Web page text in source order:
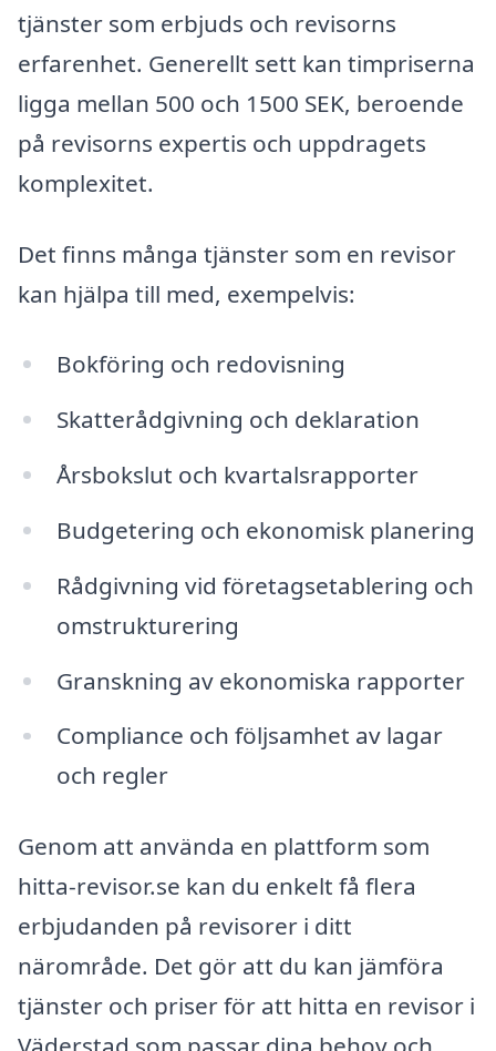
tjänster som erbjuds och revisorns
erfarenhet. Generellt sett kan timpriserna
ligga mellan 500 och 1500 SEK, beroende
på revisorns expertis och uppdragets
komplexitet.
Det finns många tjänster som en revisor
kan hjälpa till med, exempelvis:
Bokföring och redovisning
Skatterådgivning och deklaration
Årsbokslut och kvartalsrapporter
Budgetering och ekonomisk planering
Rådgivning vid företagsetablering och
omstrukturering
Granskning av ekonomiska rapporter
Compliance och följsamhet av lagar
och regler
Genom att använda en plattform som
hitta-revisor.se kan du enkelt få flera
erbjudanden på revisorer i ditt
närområde. Det gör att du kan jämföra
tjänster och priser för att hitta en revisor i